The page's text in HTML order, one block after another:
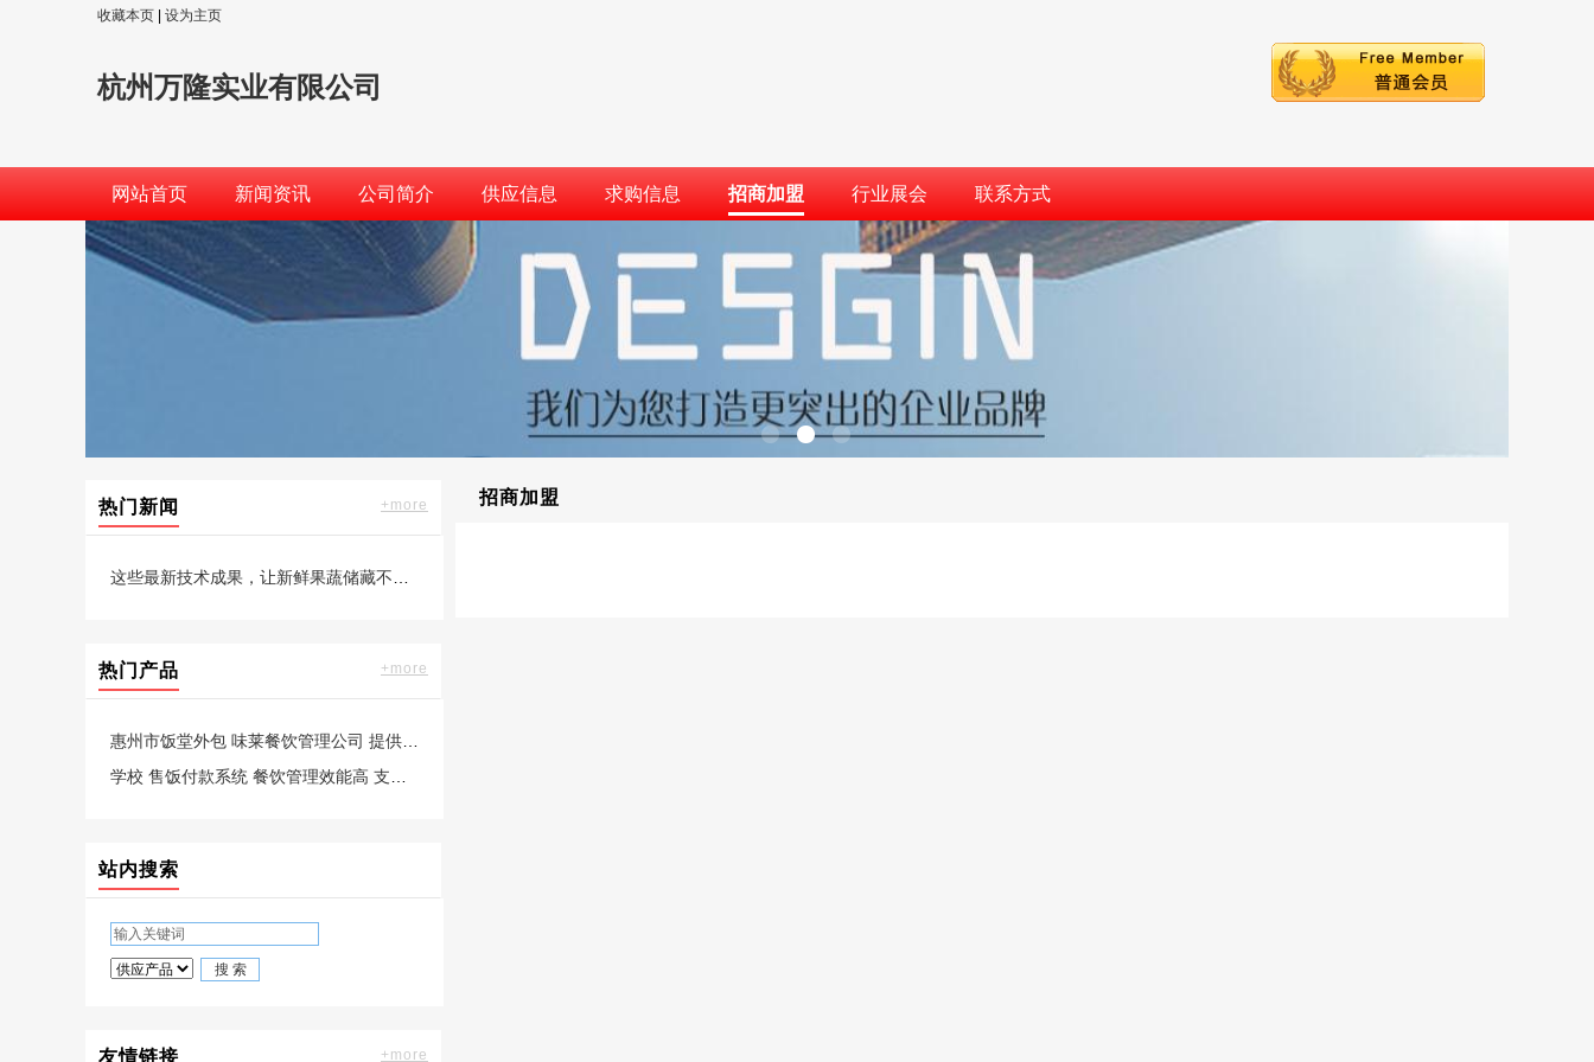
收藏本页 设为主页
杭州万隆实业有限公司
网站首页 新闻资讯 公司简介 供应信息 求购信息 招商加盟 行业展会 联系方式
+more
热门新闻
+more
热门产品
站内搜索
+more
友情链接
招商加盟